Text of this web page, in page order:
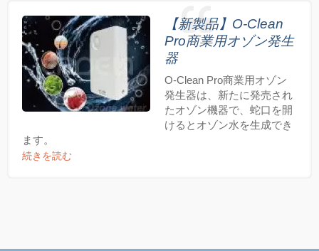
【新製品】O-Clean
Pro商業用オゾン発生
器
O-Clean Pro商業用オゾン
発生器は、新たに発売され
たオゾン機器で、蛇口を開
けるとオゾン水を生成でき
ます。
続きを読む